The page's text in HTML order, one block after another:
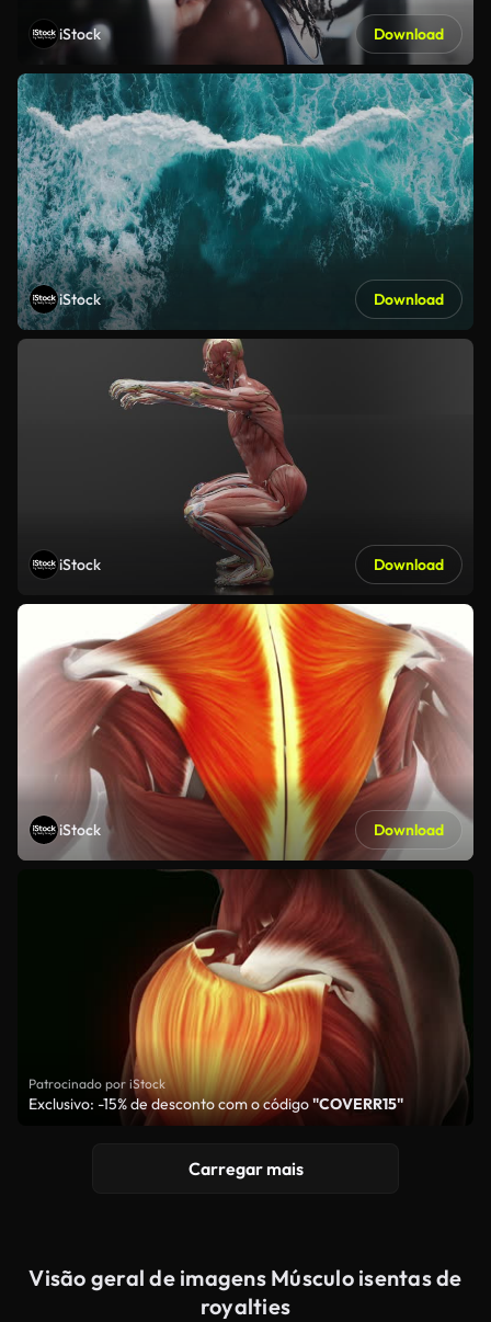
iStock Download
iStock Download
iStock Download
iStock Download
Patrocinado por iStock
Exclusivo: -15% de desconto com o código"COVERR15"
Carregar mais
Visão geral de imagens Músculo isentas de
royalties